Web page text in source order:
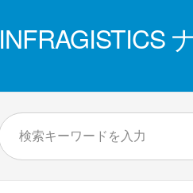
INFRAGISTICS